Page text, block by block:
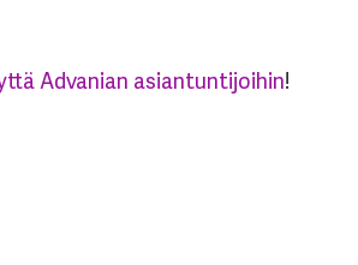
Advanian asiantuntijoihin!